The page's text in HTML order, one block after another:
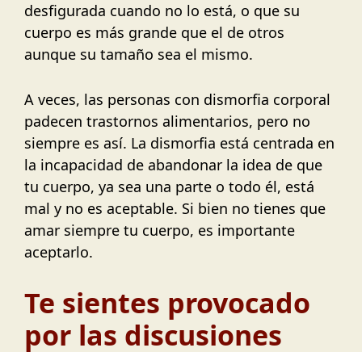
desfigurada cuando no lo está, o que su
cuerpo es más grande que el de otros
aunque su tamaño sea el mismo.
A veces, las personas con dismorfia corporal
padecen trastornos alimentarios, pero no
siempre es así. La dismorfia está centrada en
la incapacidad de abandonar la idea de que
tu cuerpo, ya sea una parte o todo él, está
mal y no es aceptable. Si bien no tienes que
amar siempre tu cuerpo, es importante
aceptarlo.
Te sientes provocado
por las discusiones